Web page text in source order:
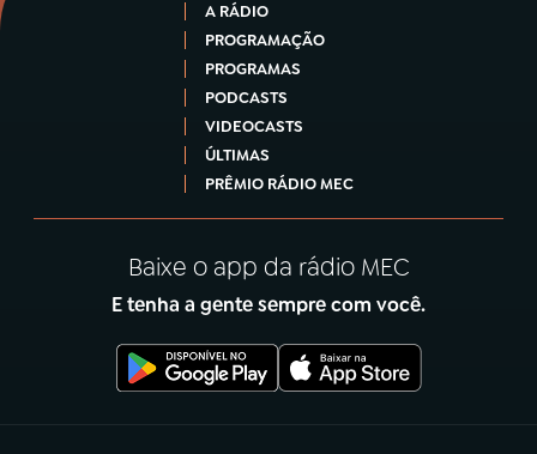
A RÁDIO
PROGRAMAÇÃO
PROGRAMAS
PODCASTS
VIDEOCASTS
ÚLTIMAS
PRÊMIO RÁDIO MEC
Baixe o app da rádio MEC
E tenha a gente sempre com você.